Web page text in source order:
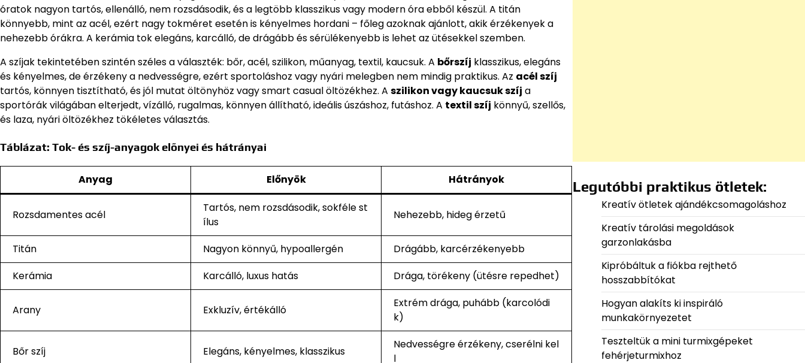
óratok nagyon tartós, ellenálló, nem rozsdásodik, és a legtöbb klasszikus vagy modern óra ebből készül. A titán
könnyebb, mint az acél, ezért nagy tokméret esetén is kényelmes hordani – főleg azoknak ajánlott, akik érzékenyek a
nehezebb órákra. A kerámia tok elegáns, karcálló, de drágább és sérülékenyebb is lehet az ütésekkel szemben.
A szíjak tekintetében szintén széles a választék: bőr, acél, szilikon, műanyag, textil, kaucsuk. A bőrszíj klasszikus, elegáns
és kényelmes, de érzékeny a nedvességre, ezért sportoláshoz vagy nyári melegben nem mindig praktikus. Az acél szíj
tartós, könnyen tisztítható, és jól mutat öltönyhöz vagy smart casual öltözékhez. A szilikon vagy kaucsuk szíj a
sportórák világában elterjedt, vízálló, rugalmas, könnyen állítható, ideális úszáshoz, futáshoz. A textil szíj könnyű, szellős,
és laza, nyári öltözékhez tökéletes választás.
Táblázat: Tok- és szíj-anyagok előnyei és hátrányai
Anyag Előnyök Hátrányok
Rozsdamentes acél
Tartós, nem rozsdásodik, sokféle st
ílus
Nehezebb, hideg érzetű
Titán Nagyon könnyű, hypoallergén
Drágább, karcérzékenyebb
Kerámia
Karcálló, luxus hatás Drága, törékeny (ütésre repedhet)
Arany Exkluzív, értékálló
Extrém drága, puhább (karcolódi
k)
Bőr szíj Elegáns, kényelmes, klasszikus
Nedvességre érzékeny, cserélni kel
l
Legutóbbi praktikus ötletek:
Kreatív ötletek ajándékcsomagoláshoz
Kreatív tárolási megoldások
garzonlakásba
Kipróbáltuk a fiókba rejthető
hosszabbítókat
Hogyan alakíts ki inspiráló
munkakörnyezetet
Teszteltük a mini turmixgépeket
fehérjeturmixhoz